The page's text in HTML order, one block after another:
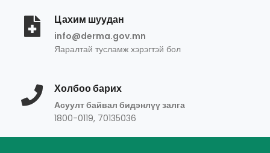
Цахим шуудан
info@derma.gov.mn
Яаралтай тусламж хэрэгтэй бол
Холбоо барих
Асуулт байвал бидэнлүү залга
1800-0119, 70135036